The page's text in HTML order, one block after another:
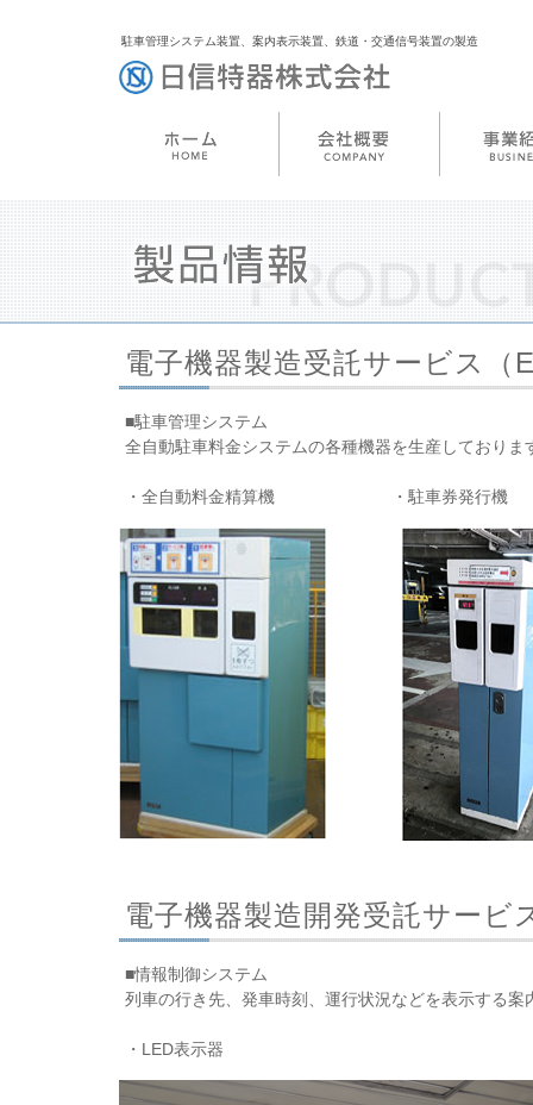
駐車管理システム装置、案内表示装置、鉄道・交通信号装置の製造
電子機器製造受託サービス（
■駐車管理システム
全自動駐車料金システムの各種機器を生産しておりま
・全自動料金精算機 ・駐車券発
電子機器製造開発受託サービ
■情報制御システム
列車の行き先、発車時刻、運行状況などを表示する
・LED表示器 ・